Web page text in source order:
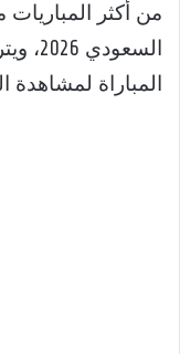
من أكثر
المباراة لمشاهدة